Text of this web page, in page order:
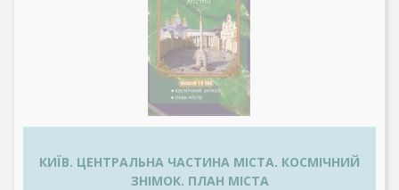
КИЇВ. ЦЕНТРАЛЬНА ЧАСТИНА МІСТА. КОСМІЧНИЙ
ЗНІМОК. ПЛАН МІСТА